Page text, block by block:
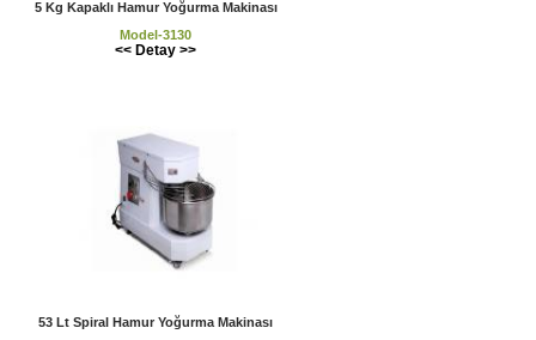
5 Kg Kapaklı Hamur Yoğurma Makinası
Model-3130
<< Detay >>
53 Lt Spiral Hamur Yoğurma Makinası